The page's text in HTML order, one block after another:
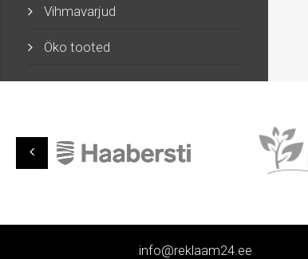
Vihmavarjud
Öko tooted
info@reklaam24.ee